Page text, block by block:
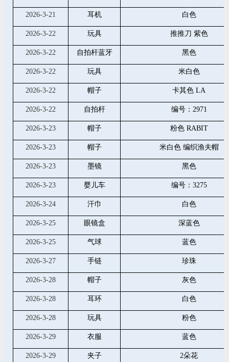
2026-3-21 耳机 白色
2026-3-22 玩具 推推刀 紫色
2026-3-22 自拍杆蓝牙 黑色
2026-3-22 玩具 米白色
2026-3-22 帽子 卡其色 LA
2026-3-22 自拍杆 编号：2971
2026-3-23 帽子 粉色 RABIT
2026-3-23 帽子 米白色 编织渔夫帽
2026-3-23 墨镜 黑色
2026-3-23 婴儿车 编号：3275
2026-3-24 汗巾 白色
2026-3-25 眼镜盒 深蓝色
2026-3-25 气球 蓝色
2026-3-27 手链 珍珠
2026-3-28 帽子 灰色
2026-3-28 耳环 白色
2026-3-28 玩具 粉色
2026-3-29 衣服 蓝色
2026-3-29 夹子 2朵花